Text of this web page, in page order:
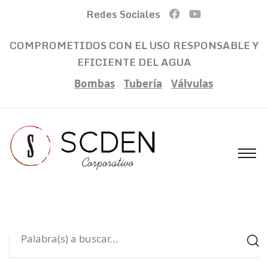
Redes Sociales
COMPROMETIDOS CON EL USO RESPONSABLE Y
EFICIENTE DEL AGUA
Bombas Tubería Válvulas